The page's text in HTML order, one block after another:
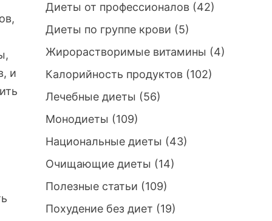
и
Диеты от профессионалов(42)
Диеты по группе крови (5)
Жирорастворимые витамины (4)
Калорийность продуктов(102)
Лечебные диеты (56)
Монодиеты (109)
Национальные диеты (43)
Очищающие диеты (14)
Полезные статьи (109)
Похудение без диет (19)